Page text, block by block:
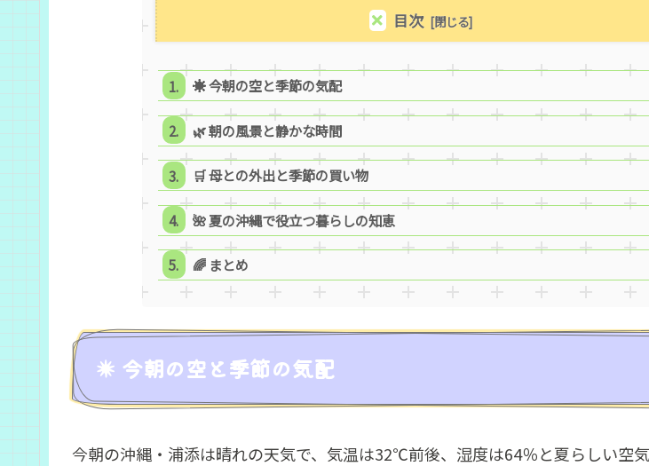
目次
☀️ 今朝の空と季節の気配
🌿 朝の風景と静かな時間
🛒 母との外出と季節の買い物
🌺 夏の沖縄で役立つ暮らしの知恵
🌈 まとめ
☀️ 今朝の空と季節の気配
今朝の沖縄・浦添は晴れの天気で、気温は32℃前後、湿度は64％と夏らしい空